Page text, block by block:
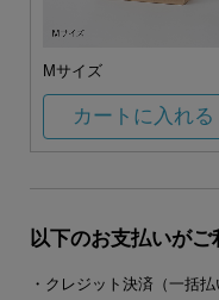
Mサイズ
カートに入れる
以下のお支払いが
・クレジット決済（一括払